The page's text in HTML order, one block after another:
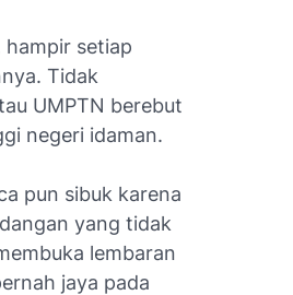
hampir setiap
Tidak
UMPTN berebut
negeri idaman.
pun sibuk karena
yang tidak
lembaran
jaya pada